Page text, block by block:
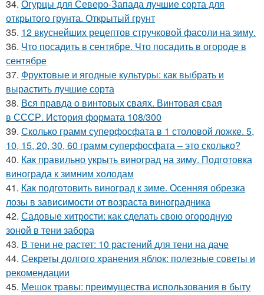
34. Огурцы для Северо-Запада лучшие сорта для
открытого грунта. Открытый грунт
35. 12 вкуснейших рецептов стручковой фасоли на зиму.
36. Что посадить в сентябре. Что посадить в огороде в
сентябре
37. Фруктовые и ягодные культуры: как выбрать и
вырастить лучшие сорта
38. Вся правда о винтовых сваях. Винтовая свая
в СССР. История формата 108/300
39. Сколько грамм суперфосфата в 1 столовой ложке. 5,
10, 15, 20, 30, 60 грамм суперфосфата – это сколько?
40. Как правильно укрыть виноград на зиму. Подготовка
винограда к зимним холодам
41. Как подготовить виноград к зиме. Осенняя обрезка
лозы в зависимости от возраста виноградника
42. Садовые хитрости: как сделать свою огородную
зоной в тени забора
43. В тени не растет: 10 растений для тени на даче
44. Секреты долгого хранения яблок: полезные советы и
рекомендации
45. Мешок травы: преимущества использования в быту